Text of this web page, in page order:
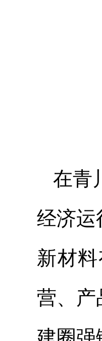
在青
经济运
新材
营、产